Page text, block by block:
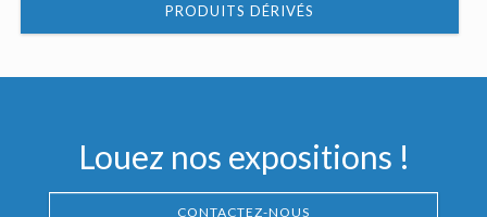
PRODUITS DÉRIVÉS
Louez nos expositions !
CONTACTEZ-NOUS